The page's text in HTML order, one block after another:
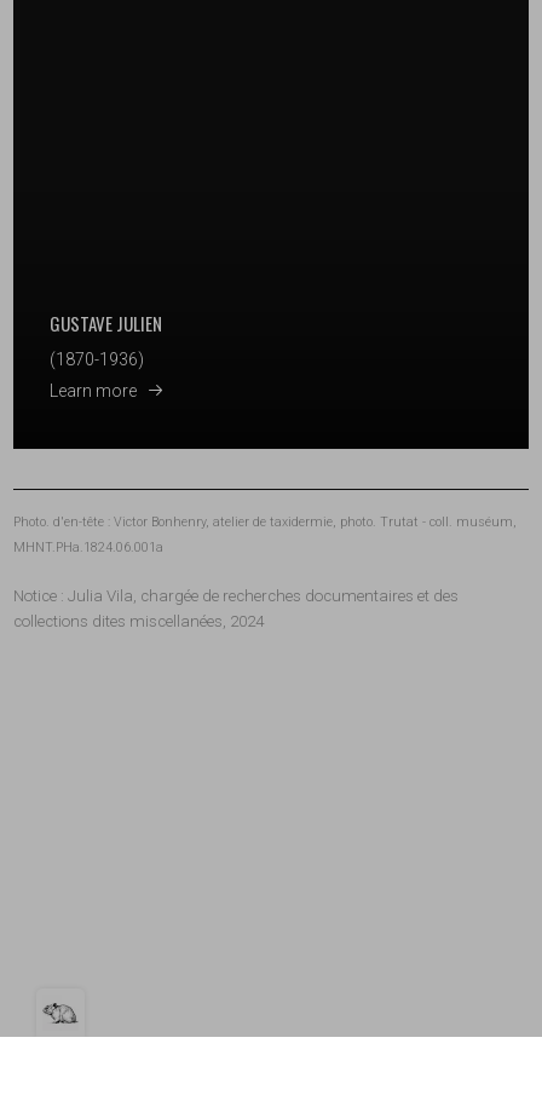
GUSTAVE JULIEN
(1870-1936)
Learn more
Photo. d'en-tête : Victor Bonhenry, atelier de taxidermie, photo. Trutat - coll. muséum,
MHNT.PHa.1824.06.001a
Notice : Julia Vila, chargée de recherches documentaires et des
collections dites miscellanées, 2024
Open the cookie bar